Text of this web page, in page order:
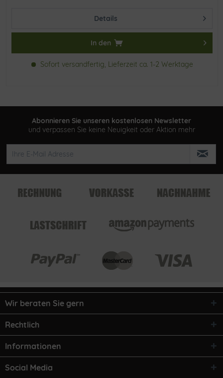
Details
In den
Sofort versandfertig, Lieferzeit ca. 1-2 Werktage
Abonnieren Sie unseren kostenlosen Newsletter
und verpassen Sie keine Neuigkeit oder Aktion mehr
Wir beraten Sie gern
Rechtlich
Informationen
Social Media